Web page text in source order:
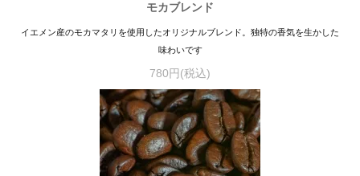
モカブレンド
イエメン産のモカマタリを使用したオリジナルブレンド。独特の香気を生かした
味わいです
780円(税込)